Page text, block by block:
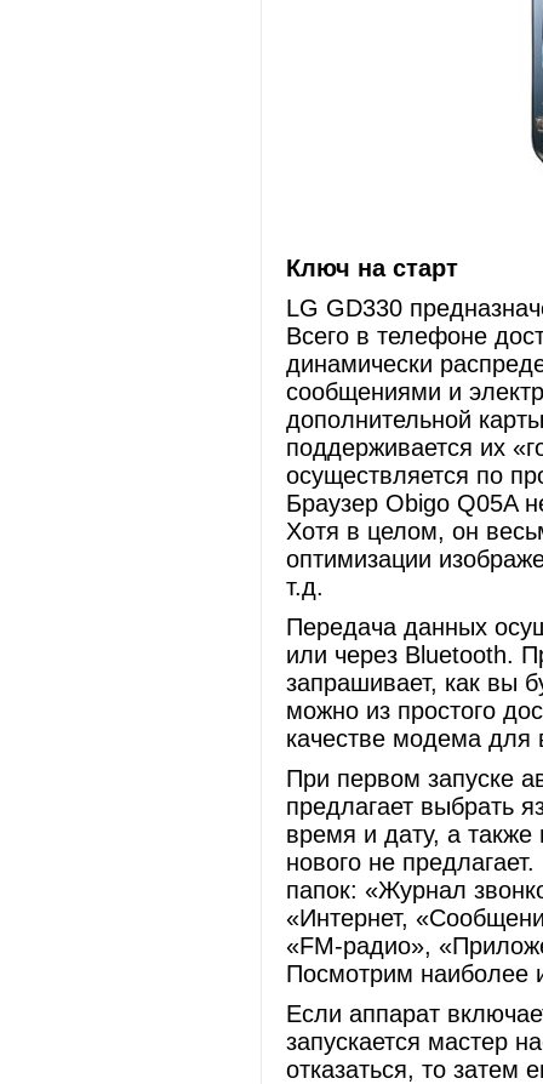
Ключ на старт
LG GD330
Всего в телефоне
динамически
сообщениями и
дополнительной
поддерживается их
осуществляется по
Браузер Obigo Q05A
Хотя в целом, он
оптимизации
т.д.
Передача данных
или через Bluetooth.
запрашивает, как вы
можно из простого
качестве модема для
При первом запуске
предлагает выбрать
время и дату, а
нового не
папок: «Журнал
«Интернет,
«FM-радио»,
Посмотрим наиболее
Если аппарат
запускается мастер
отказаться, то затем